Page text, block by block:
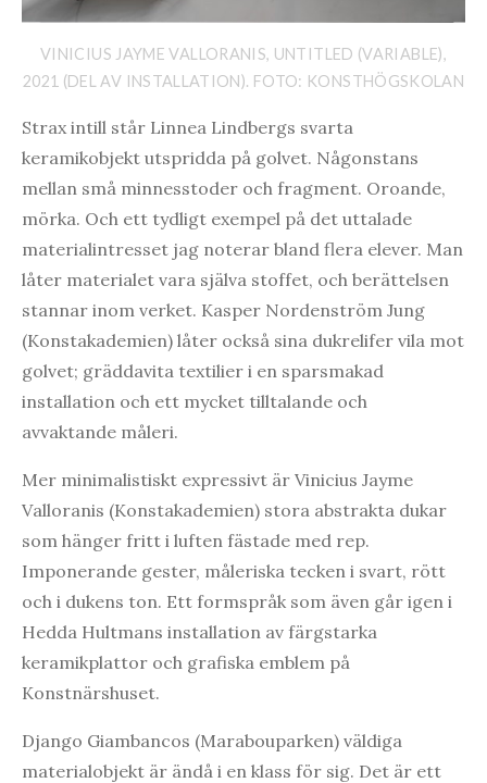
VINICIUS JAYME VALLORANIS, UNTITLED (VARIABLE),
2021 (DEL AV INSTALLATION). FOTO: KONSTHÖGSKOLAN
Strax intill står Linnea Lindbergs svarta
keramikobjekt utspridda på golvet. Någonstans
mellan små minnesstoder och fragment. Oroande,
mörka. Och ett tydligt exempel på det uttalade
materialintresset jag noterar bland flera elever. Man
låter materialet vara själva stoffet, och berättelsen
stannar inom verket. Kasper Nordenström Jung
(Konstakademien) låter också sina dukrelifer vila mot
golvet; gräddavita textilier i en sparsmakad
installation och ett mycket tilltalande och
avvaktande måleri.
Mer minimalistiskt expressivt är Vinicius Jayme
Valloranis (Konstakademien) stora abstrakta dukar
som hänger fritt i luften fästade med rep.
Imponerande gester, måleriska tecken i svart, rött
och i dukens ton. Ett formspråk som även går igen i
Hedda Hultmans installation av färgstarka
keramikplattor och grafiska emblem på
Konstnärshuset.
Django Giambancos (Marabouparken) väldiga
materialobjekt är ändå i en klass för sig. Det är ett